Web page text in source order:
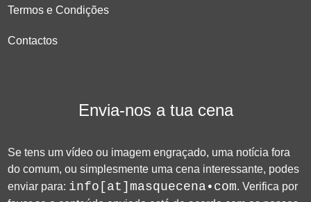
Termos e Condições
Contactos
Envia-nos a tua cena
Se tens um vídeo ou imagem engraçado, uma notícia fora
do comum, ou simplesmente uma cena interessante, podes
enviar para: info[at]masquecena•com. Verifica por